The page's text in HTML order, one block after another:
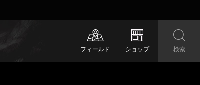
フィールド ショップ 検索